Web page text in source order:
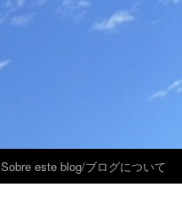
Sobre este blog/ブログについて